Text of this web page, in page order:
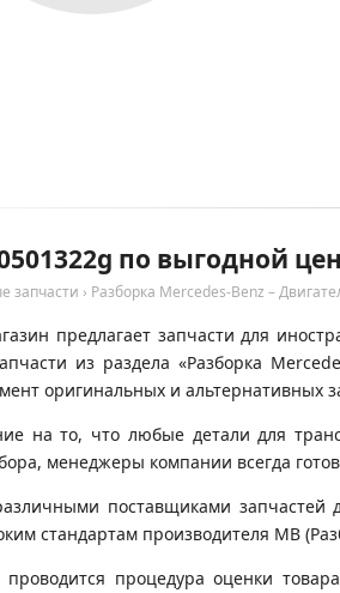
по выгодной
запчасти › Разборка Mercedes-Benz –
предлагает запчасти для
из раздела «Разборка
оригинальных и альтернативных
на то, что любые детали для
менеджеры компании всегда
поставщиками запчастей
стандартам производителя MB
процедура оценки